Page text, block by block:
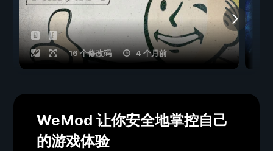
16 个修改码 4 个月前
WeMod 让你安全地掌控自己
的游戏体验